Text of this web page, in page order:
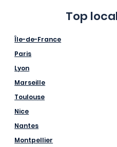
Top
Île-de-France
Paris
Lyon
Marseille
Toulouse
Nice
Nantes
Montpellier